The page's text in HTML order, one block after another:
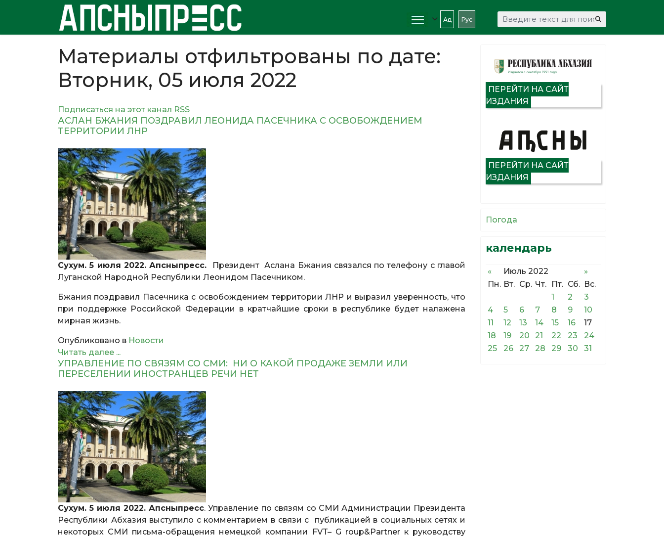
Аԥс Рус Искать...
Материалы отфильтрованы по дате:
Вторник, 05 июля 2022
Подписаться на этот канал RSS
АСЛАН БЖАНИЯ ПОЗДРАВИЛ ЛЕОНИДА ПАСЕЧНИКА С ОСВОБОЖДЕНИЕМ
ТЕРРИТОРИИ ЛНР
Сухум. 5 июля 2022. Апсныпресс.
Президент Аслана Бжания связался по телефону с главой
Луганской Народной Республики Леонидом Пасечником.
Бжания поздравил Пасечника с освобождением территории ЛНР и выразил уверенность, что
при поддержке Российской Федерации в кратчайшие сроки в республике будет налажена
мирная жизнь.
Опубликовано в Новости
Читать далее ...
УПРАВЛЕНИЕ ПО СВЯЗЯМ СО СМИ: НИ О КАКОЙ ПРОДАЖЕ ЗЕМЛИ ИЛИ
ПЕРЕСЕЛЕНИИ ИНОСТРАНЦЕВ РЕЧИ НЕТ
Сухум. 5 июля 2022. Апсныпресс. Управление по связям со СМИ Администрации Президента
Республики Абхазия выступило с комментарием в связи с публикацией в социальных сетях и
некоторых СМИ письма-обращения немецкой компании FVT– G roup&Partner к руководству
ПЕРЕЙТИ НА САЙТ
ИЗДАНИЯ
ПЕРЕЙТИ НА САЙТ
ИЗДАНИЯ
Погода
календарь
« Июль 2022
»
Пн. Вт. Ср. Чт. Пт. Сб. Вс.
1
2
3
4
5 6 7 8 9
10
11
12 13 14 15 16
17
18
19 20 21 22 23
24
25
26 27 28 29 30 31